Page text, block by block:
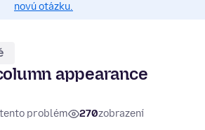
novú otázku.
appearance
problém 270zobrazení